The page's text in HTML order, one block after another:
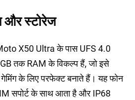
और स्टोरेज
X50 Ultra के पास UFS 4.0
तक RAM के विकल्प हैं, जो इसे
गेमिंग के लिए परफेक्ट बनाते हैं। यह फोन
सपोर्ट के साथ आता है और IP68